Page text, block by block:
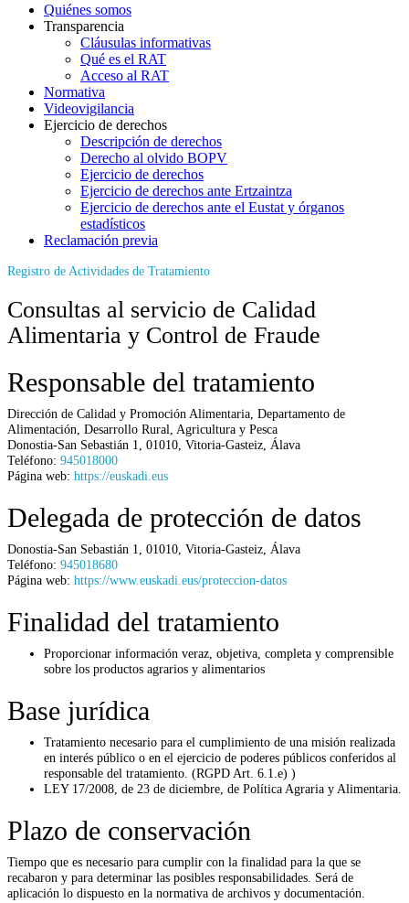
Quiénes somos
Transparencia
Cláusulas informativas
Qué es el RAT
Acceso al RAT
Normativa
Videovigilancia
Ejercicio de derechos
Descripción de derechos
Derecho al olvido BOPV
Ejercicio de derechos
Ejercicio de derechos ante Ertzaintza
Ejercicio de derechos ante el Eustat y órganos
estadísticos
Reclamación previa
Registro de Actividades de Tratamiento
Consultas al servicio de Calidad
Alimentaria y Control de Fraude
Responsable del tratamiento
Dirección de Calidad y Promoción Alimentaria, Departamento de
Alimentación, Desarrollo Rural, Agricultura y Pesca
Donostia-San Sebastián 1
01010 Vitoria-Gasteiz Álava
Teléfono: 945018000
Página web: https://euskadi.eus
Delegada de protección de datos
Donostia-San Sebastián 1 01010 Vitoria-Gasteiz Álava
Teléfono: 945018680
Página web: https://www.euskadi.eus/proteccion-datos
Finalidad del tratamiento
Proporcionar información veraz, objetiva, completa y comprensible
sobre los productos agrarios y alimentarios
Base jurídica
Tratamiento necesario para el cumplimiento de una misión realizada
en interés público o en el ejercicio de poderes públicos conferidos al
responsable del tratamiento. (RGPD Art. 6.1.e) )
LEY 17/2008, de 23 de diciembre, de Política Agraria y Alimentaria.
Plazo de conservación
Tiempo que es necesario para cumplir con la finalidad para la que se
recabaron y para determinar las posibles responsabilidades. Será de
aplicación lo dispuesto en la normativa de archivos y documentación.